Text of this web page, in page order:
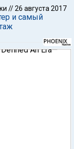
//26 августа 2017
и самый